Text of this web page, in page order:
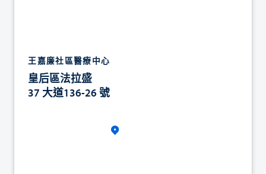
王嘉廉社區醫療中心
皇后區法拉盛
37 大道136-26 號